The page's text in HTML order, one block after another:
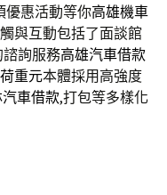
優惠活動等你高雄機車
與互動包括了面談館
詢服務高雄汽車借款
荷重元本體採用高強度
車借款,打包等多樣化